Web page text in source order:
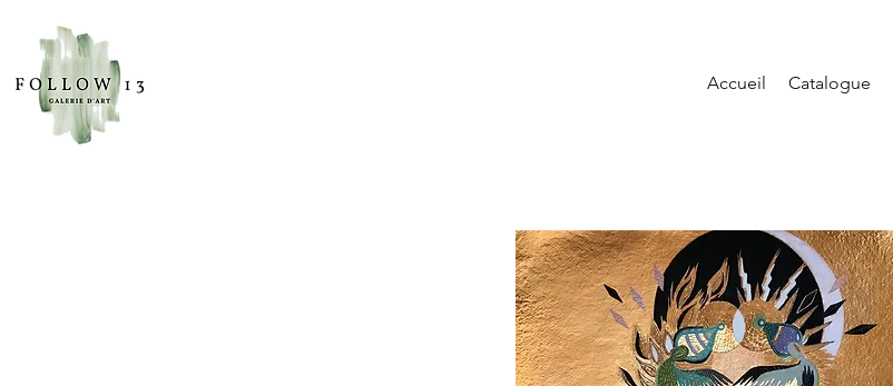
Accueil Catalogue